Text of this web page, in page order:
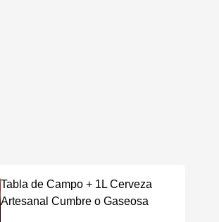
Tabla de Campo + 1L Cerveza
Artesanal Cumbre o Gaseosa